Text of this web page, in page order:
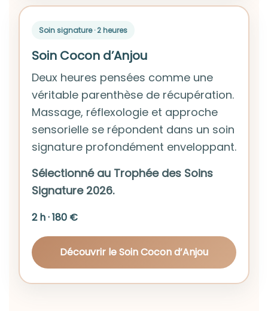
Soin signature · 2 heures
Soin Cocon d’Anjou
Deux heures pensées comme une
véritable parenthèse de récupération.
Massage, réflexologie et approche
sensorielle se répondent dans un soin
signature profondément enveloppant.
Sélectionné au Trophée des Soins
Signature 2026.
2 h · 180 €
Découvrir le Soin Cocon d’Anjou